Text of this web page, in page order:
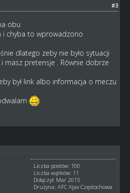
#3
obu
i chyba to wprowadzono
dlatego zeby nie było sytuacji
i masz pretensje . Równie dobrze
był link albo informacja o meczu
Liczba postów: 100
Liczba wątków: 11
Dołączył: Mar 2015
Drużyna: AFC Ajax Częstochowa